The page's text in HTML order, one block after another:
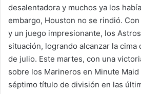
desalentadora y muchos ya los
embargo, Houston no se rindió.
y un juego impresionante, los
situación, logrando alcanzar la cima
de julio. Este martes, con una
sobre los Marineros en Minute
séptimo título de división en las